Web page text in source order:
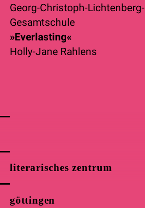
literarisches zentrum
göttingen
Georg-Christoph-Lichtenberg-
Gesamtschule
»Everlasting«
Holly-Jane Rahlens